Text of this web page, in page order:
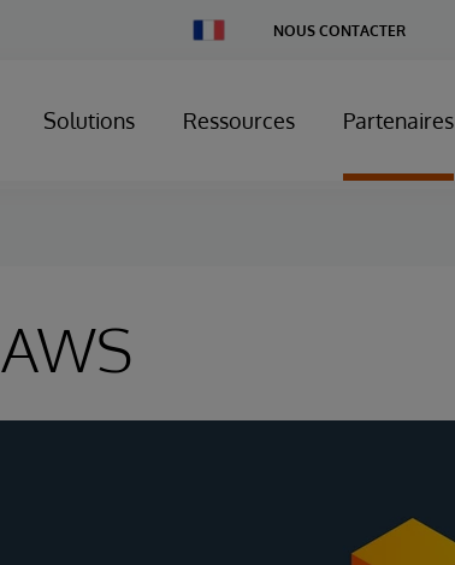
Country
NOUS CONTACTER
Solutions Ressources Partenaires